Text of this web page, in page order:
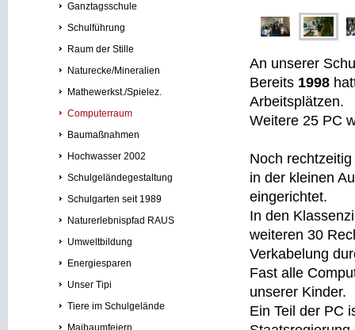
Ganztagsschule
Schulführung
Raum der Stille
Naturecke/Mineralien
Mathewerkst./Spielez.
Computerraum
Baumaßnahmen
Hochwasser 2002
Schulgeländegestaltung
Schulgarten seit 1989
Naturerlebnispfad RAUS
Umweltbildung
Energiesparen
Unser Tipi
Tiere im Schulgelände
Maibaumfeiern
An unserer
Bereits 1998
Arbeitsplätzen.
Weitere 25 PC
Noch
in der kleinen
eingerichtet.
In den
weiteren 30
Verkabelung
Fast alle
unserer Kinder.
Ein Teil der PC